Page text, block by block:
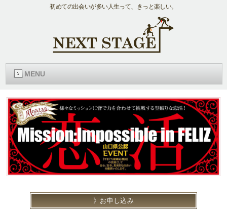
初めての出会いが多い人生って、きっと楽しい。
MENU
お申し込み